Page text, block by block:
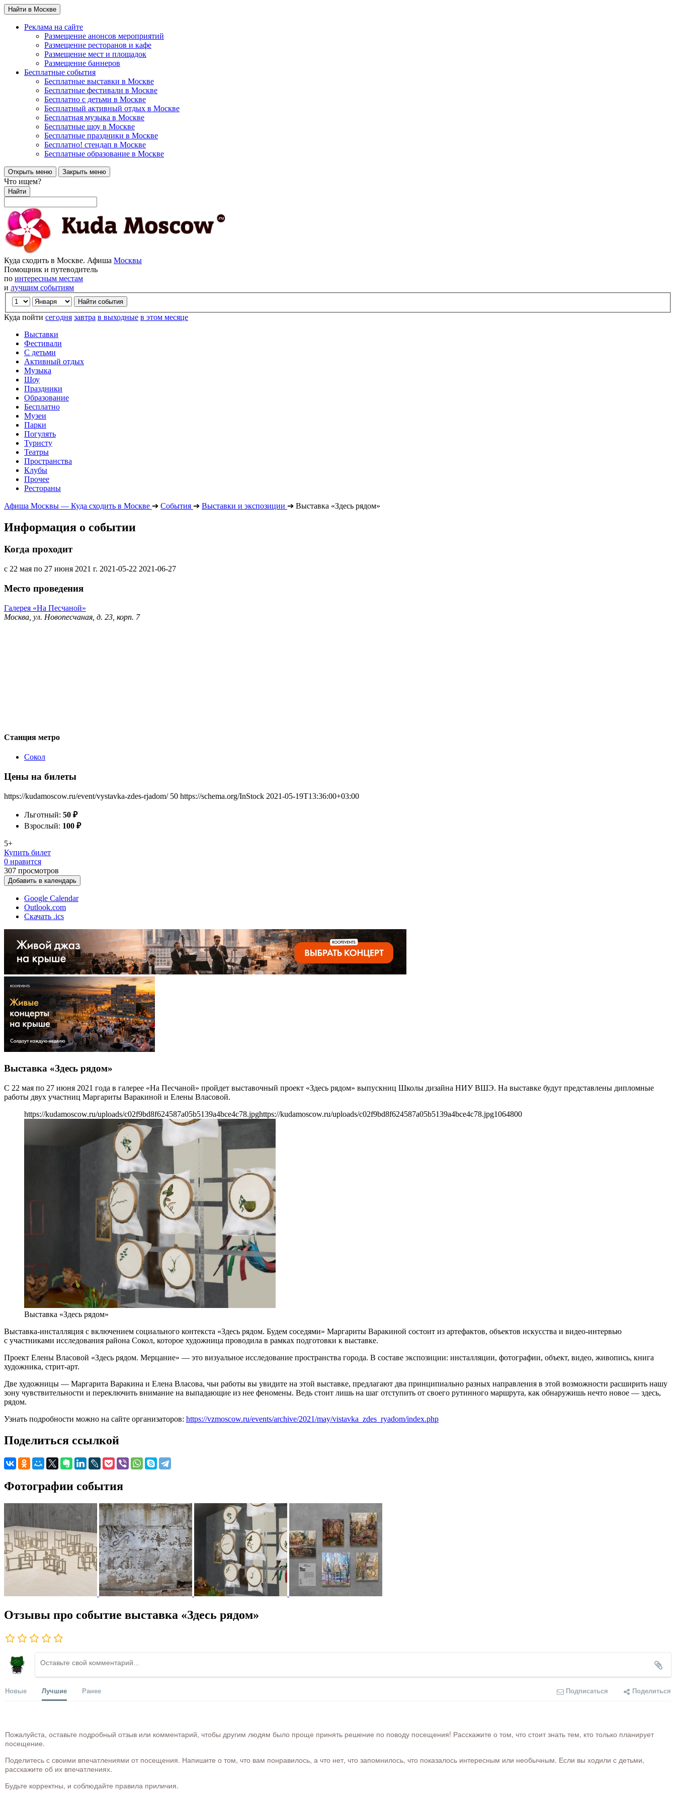
Найти в Москве
Реклама на сайте
Размещение анонсов мероприятий
Размещение ресторанов и кафе
Размещение мест и площадок
Размещение баннеров
Бесплатные события
Бесплатные выставки в Москве
Бесплатные фестивали в Москве
Бесплатно с детьми в Москве
Бесплатный активный отдых в Москве
Бесплатная музыка в Москве
Бесплатные шоу в Москве
Бесплатные праздники в Москве
Бесплатно! стендап в Москве
Бесплатные образование в Москве
Открыть меню Закрыть меню
Что ищем?
Найти
Куда сходить в Москве. Афиша Москвы
Помощник и путеводитель
по интересным местам
и лучшим событиям
Куда пойти сегодня завтра в выходные в этом месяце
Выставки
Фестивали
С детьми
Активный отдых
Музыка
Шоу
Праздники
Образование
Бесплатно
Музеи
Парки
Погулять
Туристу
Театры
Пространства
Клубы
Прочее
Рестораны
Афиша Москвы — Куда сходить в Москве ➔ События ➔ Выставки и экспозиции ➔ Выставка «Здесь рядом»
Информация о событии
Когда проходит
с 22 мая по 27 июня 2021 г. 2021-05-22 2021-06-27
Место проведения
Галерея «На Песчаной»
Москва, ул. Новопесчаная, д. 23, корп. 7
Станция метро
Сокол
Цены на билеты
https://kudamoscow.ru/event/vystavka-zdes-rjadom/ 50 https://schema.org/InStock 2021-05-19T13:36:00+03:00
Льготный: 50 ₽
Взрослый: 100 ₽
5+
Купить билет
0 нравится
307 просмотров
Добавить в календарь
Google Calendar
Outlook.com
Скачать .ics
Выставка «Здесь рядом»
С 22 мая по 27 июня 2021 года в галерее «На Песчаной» пройдет выставочный проект «Здесь рядом» выпускниц Школы дизайна НИУ ВШЭ. На выставке будут представлены дипломные
работы двух участниц Маргариты Варакиной и Елены Власовой.
https://kudamoscow.ru/uploads/c02f9bd8f624587a05b5139a4bce4c78.jpghttps://kudamoscow.ru/uploads/c02f9bd8f624587a05b5139a4bce4c78.jpg1064800
Выставка «Здесь рядом»
Выставка-инсталляция с включением социального контекста «Здесь рядом. Будем соседями» Маргариты Варакиной состоит из артефактов, объектов искусства и видео-интервью
с участниками исследования района Сокол, которое художница проводила в рамках подготовки к выставке.
Проект Елены Власовой «Здесь рядом. Мерцание» — это визуальное исследование пространства города. В составе экспозиции: инсталляции, фотографии, объект, видео, живопись, книга
художника, стрит-арт.
Две художницы — Маргарита Варакина и Елена Власова, чьи работы вы увидите на этой выставке, предлагают два принципиально разных направления в этой возможности расширить нашу
зону чувствительности и переключить внимание на выпадающие из нее феномены. Ведь стоит лишь на шаг отступить от своего рутинного маршрута, как обнаружишь нечто новое — здесь,
рядом.
Узнать подробности можно на сайте организаторов: https://vzmoscow.ru/events/archive/2021/may/vistavka_zdes_ryadom/index.php
Поделиться ссылкой
Фотографии события
Отзывы про событие выставка «Здесь рядом»
Новые Лучшие Ранее Подписаться Поделиться
Пожалуйста, оставьте подробный отзыв или комментарий, чтобы другим людям было проще принять решение по поводу посещения! Расскажите о том, что стоит знать тем, кто только планирует
посещение.
Поделитесь с своими впечатлениями от посещения. Напишите о том, что вам понравилось, а что нет, что запомнилось, что показалось интересным или необычным. Если вы ходили с детьми,
расскажите об их впечатлениях.
Будьте корректны, и соблюдайте правила приличия.